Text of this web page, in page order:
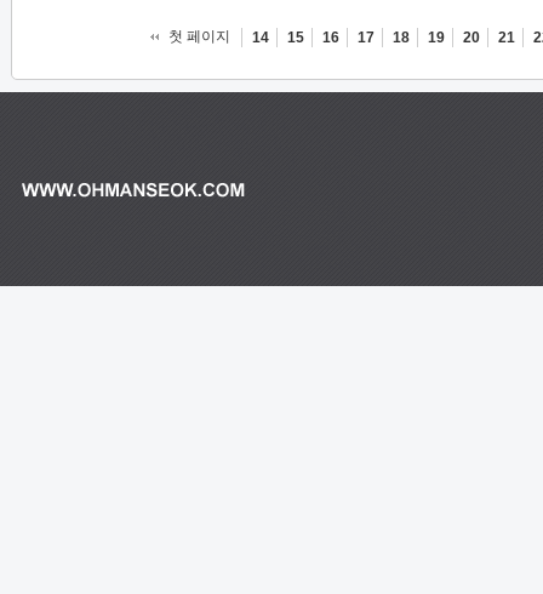
첫 페이지 14 15 16 17 18 19 20 21